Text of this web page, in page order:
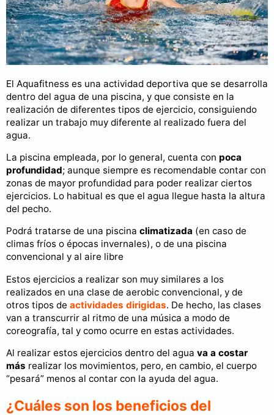
El Aquafitness es una actividad deportiva que se desarrolla
dentro del agua de una piscina, y que consiste en la
realización de diferentes tipos de ejercicio, consiguiendo
realizar un trabajo muy diferente al realizado fuera del
agua.
La piscina empleada, por lo general, cuenta con poca
profundidad; aunque siempre es recomendable contar con
zonas de mayor profundidad para poder realizar ciertos
ejercicios. Lo habitual es que el agua llegue hasta la altura
del pecho.
Podrá tratarse de una piscina climatizada (en caso de
climas fríos o épocas invernales), o de una piscina
convencional y al aire libre
Estos ejercicios a realizar son muy similares a los
realizados en una clase de aerobic convencional, y de
otros tipos de actividades dirigidas. De hecho, las clases
van a transcurrir al ritmo de una música a modo de
coreografía, tal y como ocurre en estas actividades.
Al realizar estos ejercicios dentro del agua va a costar
más realizar los movimientos, pero, en cambio, el cuerpo
“pesará” menos al contar con la ayuda del agua.
¿Cuáles son los beneficios del